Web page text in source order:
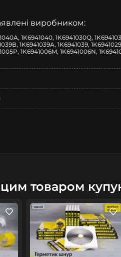
виробником:
1K6941040, 1K6941030Q,
1K6941039A, 1K6941039,
1K6941006M, 1K6941006N,
товаром